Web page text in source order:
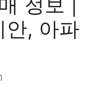
안, 아파